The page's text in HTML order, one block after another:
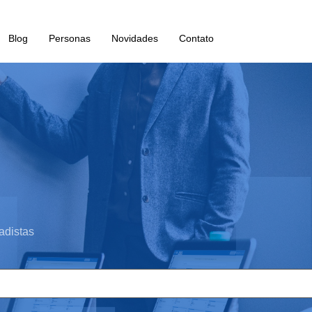
Blog Personas Novidades Contato